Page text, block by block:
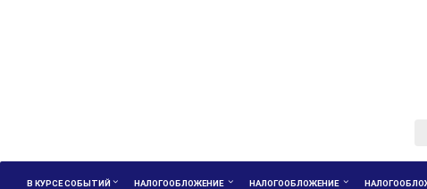
В КУРСЕ СОБЫТИЙ
НАЛОГООБЛОЖЕНИЕ
НАЛОГООБЛОЖЕНИЕ